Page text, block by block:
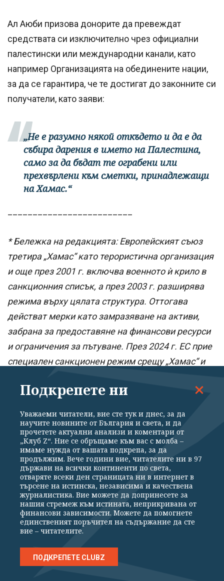
Ал Аюби призова донорите да превеждат
средствата си изключително чрез официални
палестински или международни канали, като
например Организацията на обединените нации,
за да се гарантира, че те достигат до законните си
получатели, като заяви:
„Не е разумно някой откъдето и да е да
събира дарения в името на Палестина,
само за да бъдат те ограбени или
прехвърлени към сметки, принадлежащи
на Хамас.“
* Бележка на редакцията: Европейският съюз
третира „Хамас“ като терористична организация
и още през 2001 г. включва военното ѝ крило в
санкционния списък, а през 2003 г. разширява
режима върху цялата структура. Оттогава
действат мерки като замразяване на активи,
забрана за предоставяне на финансови ресурси
и ограничения за пътуване. През 2024 г. ЕС прие
специален санкционен режим срещу „Хамас“ и
лица и фирми, които подпомагат финансирането
Още по темата
ЦСКА почти сигурно на плейоф за
Лига Европа след 3:0 като гост на
„Макаби“
Израел отхвърли новата пътна
карта за Газа въпреки
американските гаранции
Подкрепете ни
Уважаеми читатели, вие сте тук и днес, за да
научите новините от България и света, и да
прочетете актуални анализи и коментари от
„Клуб Z“. Ние се обръщаме към вас с молба –
имаме нужда от вашата подкрепа, за да
продължим. Вече години вие, читателите ни в 97
държави на всички континенти по света,
отваряте всеки ден страницата ни в интернет в
търсене на истинска, независима и качествена
журналистика. Вие можете да допринесете за
нашия стремеж към истината, неприкривана от
финансови зависимости. Можете да помогнете
единственият поръчител на съдържание да сте
вие – читателите.
ПОДКРЕПЕТЕ CLUBZ